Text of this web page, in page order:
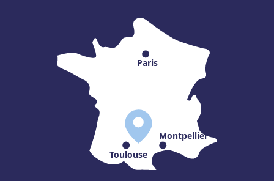
Paris
Toulouse
Montpellier